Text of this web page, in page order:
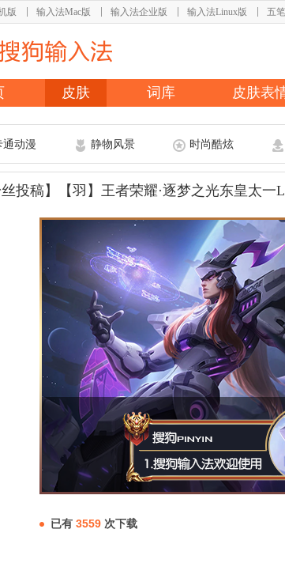
版 输入法Mac版 输入法企业版 输入法Linux版 五
皮肤 词库 皮肤表
通动漫 静物风景 时尚酷炫
丝投稿】【羽】王者荣耀·逐梦之光东皇太一
已有 3559 次下载